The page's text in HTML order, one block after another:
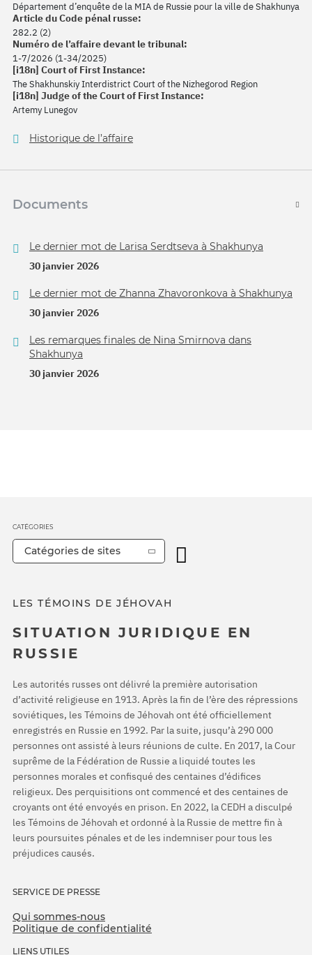
Département d’enquête de la MIA de Russie pour la ville de Shakhunya
Article du Code pénal russe:
282.2 (2)
Numéro de l’affaire devant le tribunal:
1-7/2026 (1-34/2025)
[i18n] Court of First Instance:
The Shakhunskiy Interdistrict Court of the Nizhegorod Region
[i18n] Judge of the Court of First Instance:
Artemy Lunegov
Historique de l’affaire
Documents
Le dernier mot de Larisa Serdtseva à Shakhunya
30 janvier 2026
Le dernier mot de Zhanna Zhavoronkova à Shakhunya
30 janvier 2026
Les remarques finales de Nina Smirnova dans
Shakhunya
30 janvier 2026
LES TÉMOINS DE JÉHOVAH
SITUATION JURIDIQUE EN
RUSSIE
Les autorités russes ont délivré la première autorisation
d’activité religieuse en 1913. Après la fin de l’ère des répressions
soviétiques, les Témoins de Jéhovah ont été officiellement
enregistrés en Russie en 1992. Par la suite, jusqu’à 290 000
personnes ont assisté à leurs réunions de culte. En 2017, la Cour
suprême de la Fédération de Russie a liquidé toutes les
personnes morales et confisqué des centaines d’édifices
religieux. Des perquisitions ont commencé et des centaines de
croyants ont été envoyés en prison. En 2022, la CEDH a disculpé
les Témoins de Jéhovah et ordonné à la Russie de mettre fin à
leurs poursuites pénales et de les indemniser pour tous les
préjudices causés.
SERVICE DE PRESSE
Qui sommes-nous
Politique de confidentialité
LIENS UTILES
CATÉGORIES
Catégories de sites